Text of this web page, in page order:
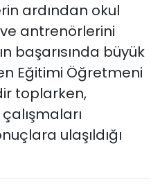
ardından okul
antrenörlerini
başarısında büyük
Eğitimi Öğretmeni
toplarken,
ulaşıldığı